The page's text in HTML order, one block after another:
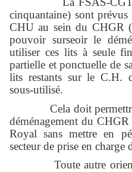
cinquantaine) sont
CHU au sein du CHGR
pouvoir surseoir le
utiliser ces lits à seule
partielle et ponctuelle de
lits restants sur le C.H.
sous-utilisé.
Cela doit permettre
déménagement du
Royal sans mettre en
secteur de prise en charge
Toute autre